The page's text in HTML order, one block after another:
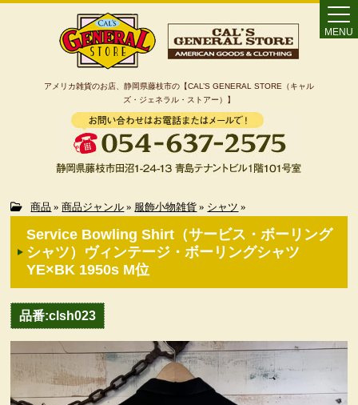
アメリカ雑貨のお店、静岡県藤枝市の【CAL’S GENERAL STORE（キャル
ズ・ジェネラル・ストアー）】
MENU
Home
カート
特定商取引法に基づく表記
カテゴリー検索
商品 » 商品ジャンル » 服飾小物雑貨 » シャツ »
Service Bowling Shirt（サービス・ボーリング
シャツ）ヴィンテージ・ボーリングシャツ
YE×BK 1950s M位
品番:clsh023